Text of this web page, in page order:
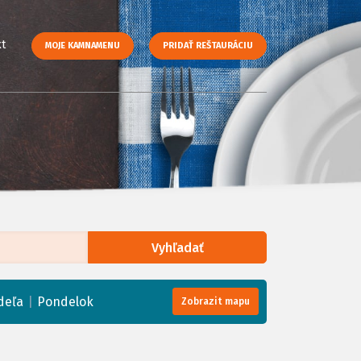
MOJE KAMNAMENU PRIDAŤ REŠTAURÁCIU
Vyhľadať
Pondelok Zobrazit mapu